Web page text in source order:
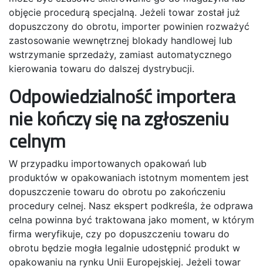
objęcie procedurą specjalną. Jeżeli towar został już
dopuszczony do obrotu, importer powinien rozważyć
zastosowanie wewnętrznej blokady handlowej lub
wstrzymanie sprzedaży, zamiast automatycznego
kierowania towaru do dalszej dystrybucji.
Odpowiedzialność importera
nie kończy się na zgłoszeniu
celnym
W przypadku importowanych opakowań lub
produktów w opakowaniach istotnym momentem jest
dopuszczenie towaru do obrotu po zakończeniu
procedury celnej. Nasz ekspert podkreśla, że odprawa
celna powinna być traktowana jako moment, w którym
firma weryfikuje, czy po dopuszczeniu towaru do
obrotu będzie mogła legalnie udostępnić produkt w
opakowaniu na rynku Unii Europejskiej. Jeżeli towar